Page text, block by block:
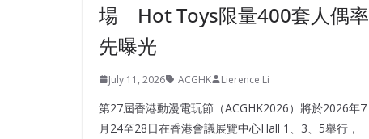
場 Hot Toys限量400套人偶率
先曝光
July 11, 2026 ACGHK Lierence Li
第27屆香港動漫電玩節（ACGHK2026）將於2026年7
月24至28日在香港會議展覽中心Hall 1、3、5舉行，